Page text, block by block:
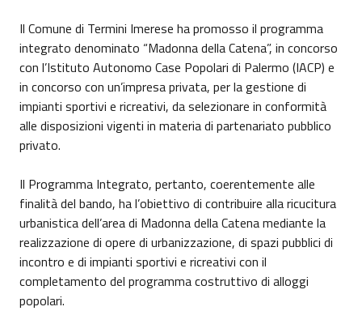
Il Comune di Termini Imerese ha promosso il programma
integrato denominato “Madonna della Catena”, in concorso
con l’Istituto Autonomo Case Popolari di Palermo (IACP) e
in concorso con un’impresa privata, per la gestione di
impianti sportivi e ricreativi, da selezionare in conformità
alle disposizioni vigenti in materia di partenariato pubblico
privato.
Il Programma Integrato, pertanto, coerentemente alle
finalità del bando, ha l’obiettivo di contribuire alla ricucitura
urbanistica dell’area di Madonna della Catena mediante la
realizzazione di opere di urbanizzazione, di spazi pubblici di
incontro e di impianti sportivi e ricreativi con il
completamento del programma costruttivo di alloggi
popolari.